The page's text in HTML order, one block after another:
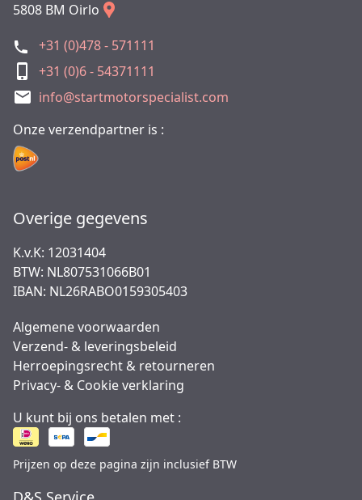
5808 BM Oirlo
+31 (0)478 - 571111
+31 (0)6 - 54371111
info@startmotorspecialist.com
Onze verzendpartner is :
Overige gegevens
K.v.K: 12031404
BTW: NL807531066B01
IBAN: NL26RABO0159305403
Algemene voorwaarden
Verzend- & leveringsbeleid
Herroepingsrecht & retourneren
Privacy- & Cookie verklaring
U kunt bij ons betalen met :
Prijzen op deze pagina zijn inclusief BTW